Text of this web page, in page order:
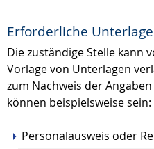
Erforderliche
Die zuständige Stelle kann
Vorlage von Unterlagen
zum Nachweis der
können beispielsweise sein:
Personalausweis oder